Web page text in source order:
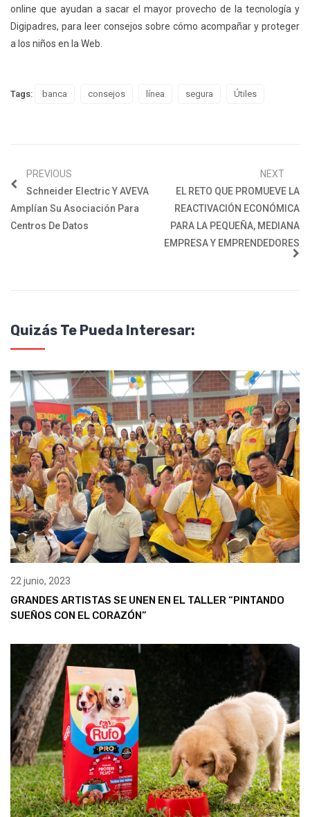
online que ayudan a sacar el mayor provecho de la tecnología y
Digipadres, para leer consejos sobre cómo acompañar y proteger
a los niños en la Web.
Tags: banca consejos línea segura Útiles
PREVIOUS
Schneider Electric Y AVEVA
Amplían Su Asociación Para
Centros De Datos
NEXT
EL RETO QUE PROMUEVE LA
REACTIVACIÓN ECONÓMICA
PARA LA PEQUEÑA, MEDIANA
EMPRESA Y EMPRENDEDORES
Quizás Te Pueda Interesar:
22 junio, 2023
GRANDES ARTISTAS SE UNEN EN EL TALLER “PINTANDO
SUEÑOS CON EL CORAZÓN”